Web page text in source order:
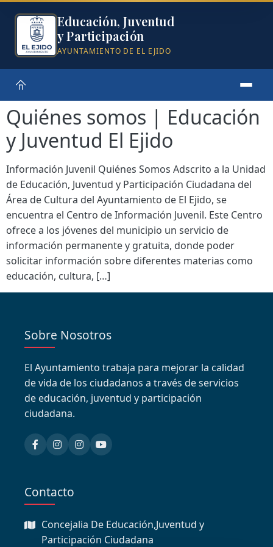
Educación, Juventud
y Participación
AYUNTAMIENTO DE EL EJIDO
Quiénes somos | Educación
y Juventud El Ejido
Información Juvenil Quiénes Somos Adscrito a la Unidad
de Educación, Juventud y Participación Ciudadana del
Área de Cultura del Ayuntamiento de El Ejido, se
encuentra el Centro de Información Juvenil. Este Centro
ofrece a los jóvenes del municipio un servicio de
información permanente y gratuita, donde poder
solicitar información sobre diferentes materias como
educación, cultura, […]
Sobre Nosotros
El Ayuntamiento trabaja para mejorar la calidad
de vida de los ciudadanos a través de servicios
de educación, juventud y participación
ciudadana.
Contacto
Concejalia De Educación,Juventud y
Participación Ciudadana